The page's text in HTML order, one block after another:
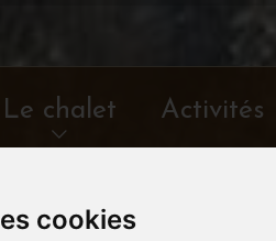
cookies
Le chalet Activités